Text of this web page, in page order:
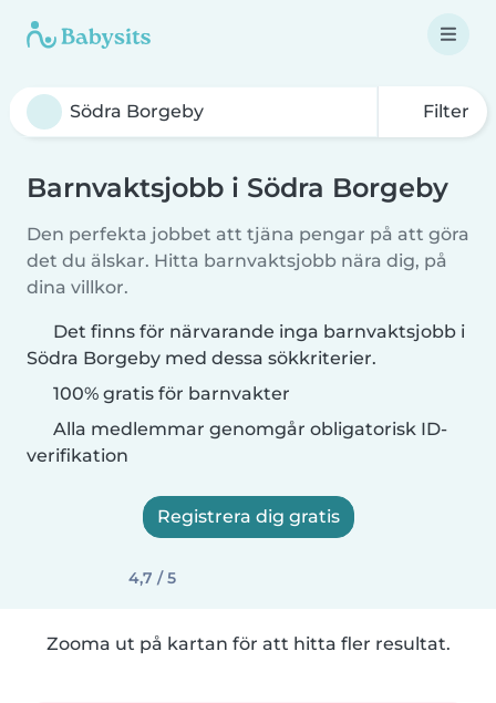
Filter
Barnvaktsjobb i Södra Borgeby
Den perfekta jobbet att tjäna pengar på att göra
det du älskar. Hitta barnvaktsjobb nära dig, på
dina villkor.
Det finns för närvarande inga barnvaktsjobb i
Södra Borgeby med dessa sökkriterier.
100% gratis för barnvakter
Alla medlemmar genomgår obligatorisk ID-
verifikation
Registrera dig gratis
4,7 / 5
Zooma ut på kartan för att hitta fler resultat.